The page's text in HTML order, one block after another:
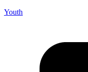
Youth